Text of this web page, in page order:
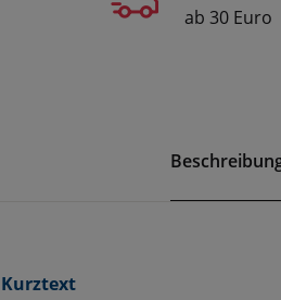
ab 30 Euro
Kurztext